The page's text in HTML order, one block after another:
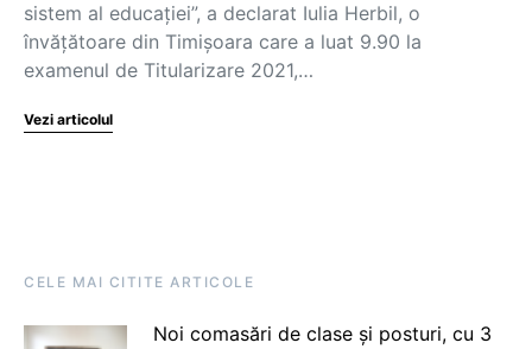
sistem al educației”, a declarat Iulia Herbil, o
învățătoare din Timișoara care a luat 9.90 la
examenul de Titularizare 2021,…
Vezi articolul
CELE MAI CITITE ARTICOLE
Noi comasări de clase și posturi, cu 3